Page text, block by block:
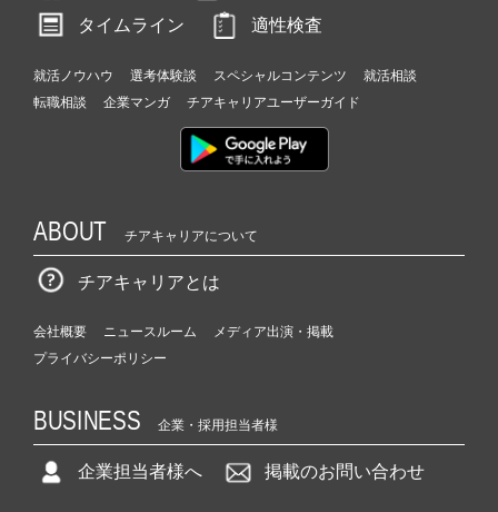
タイムライン
適性検査
就活ノウハウ 選考体験談 スペシャルコンテンツ
就活相談
転職相談
企業マンガ チアキャリアユーザーガイド
ABOUT チアキャリアについて
チアキャリアとは
会社概要 ニュースルーム
メディア出演・掲載
プライバシーポリシー
BUSINESS 企業・採用担当者様
企業担当者様へ 掲載のお問い合わせ